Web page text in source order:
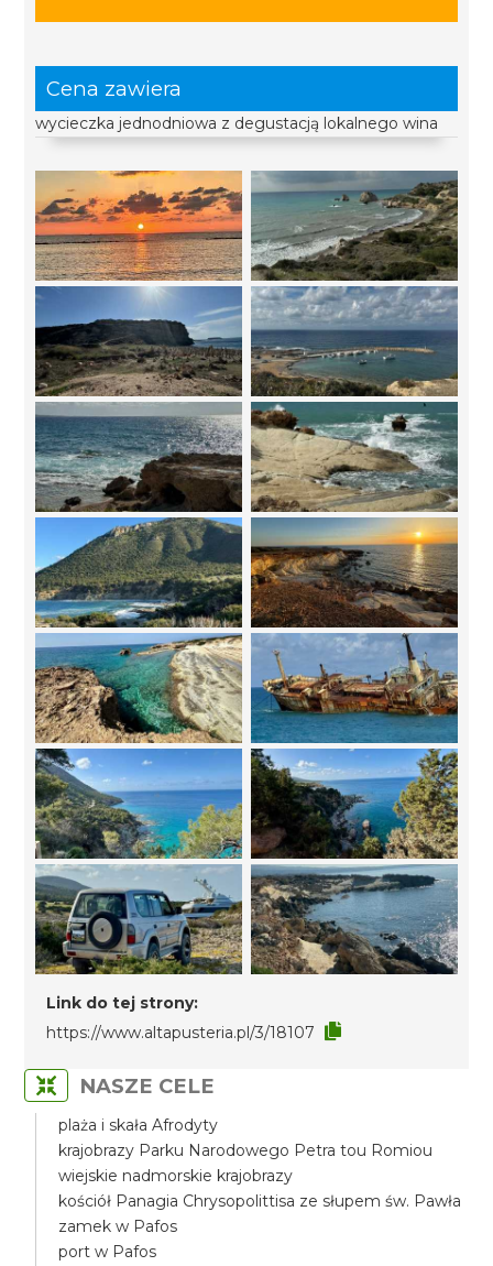
Cena zawiera
wycieczka jednodniowa z degustacją lokalnego wina
Link do tej strony:
https://www.altapusteria.pl/3/18107
NASZE CELE
plaża i skała Afrodyty
krajobrazy Parku Narodowego Petra tou Romiou
wiejskie nadmorskie krajobrazy
kościół Panagia Chrysopolittisa ze słupem św. Pawła
zamek w Pafos
port w Pafos